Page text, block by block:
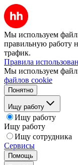
Мы используем
правильную работу
трафик.
Правила
Мы используем
файлов cookie
Понятно
Ищу работу
Ищу работу
Ищу работу
Ищу сотрудника
Сервисы
Помощь